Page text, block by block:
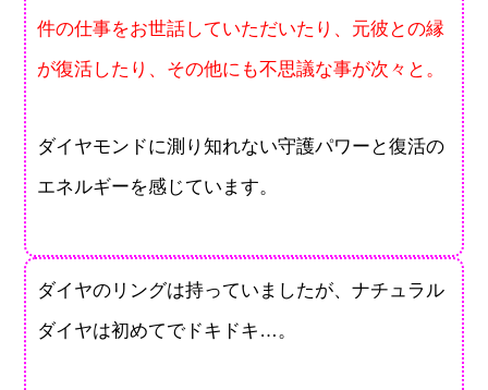
件の仕事をお世話していただいたり、元彼との縁
が復活したり、その他にも不思議な事が次々と。
ダイヤモンドに測り知れない守護パワーと復活の
エネルギーを感じています。
ダイヤのリングは持っていましたが、ナチュラル
ダイヤは初めてでドキドキ…。